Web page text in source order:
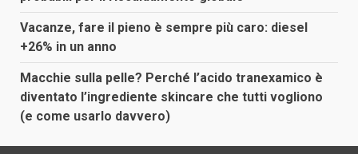
Vacanze, fare il pieno è sempre più caro: diesel
+26% in un anno
Macchie sulla pelle? Perché l’acido tranexamico è
diventato l’ingrediente skincare che tutti vogliono
(e come usarlo davvero)